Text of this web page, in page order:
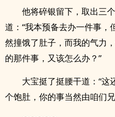
他将碎银留下，取出三
道：“我本预备去办一件事，
然撞饿了肚子，而我的气力
的那件事，又该怎么办？”
大宝挺了挺腰干道：“这
个饱肚，你的事当然由咱们